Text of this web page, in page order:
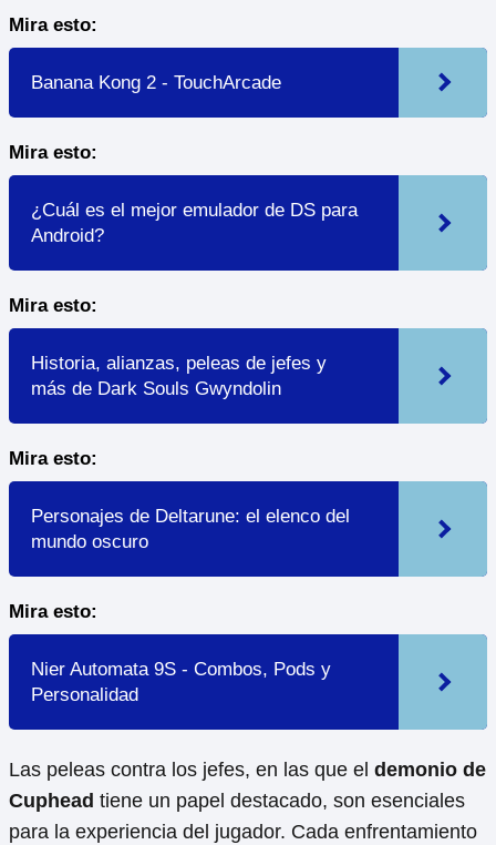
Mira esto:
Banana Kong 2 - TouchArcade
Mira esto:
¿Cuál es el mejor emulador de DS para
Android?
Mira esto:
Historia, alianzas, peleas de jefes y
más de Dark Souls Gwyndolin
Mira esto:
Personajes de Deltarune: el elenco del
mundo oscuro
Mira esto:
Nier Automata 9S - Combos, Pods y
Personalidad
Las peleas contra los jefes, en las que el demonio de
Cuphead tiene un papel destacado, son esenciales
para la experiencia del jugador. Cada enfrentamiento